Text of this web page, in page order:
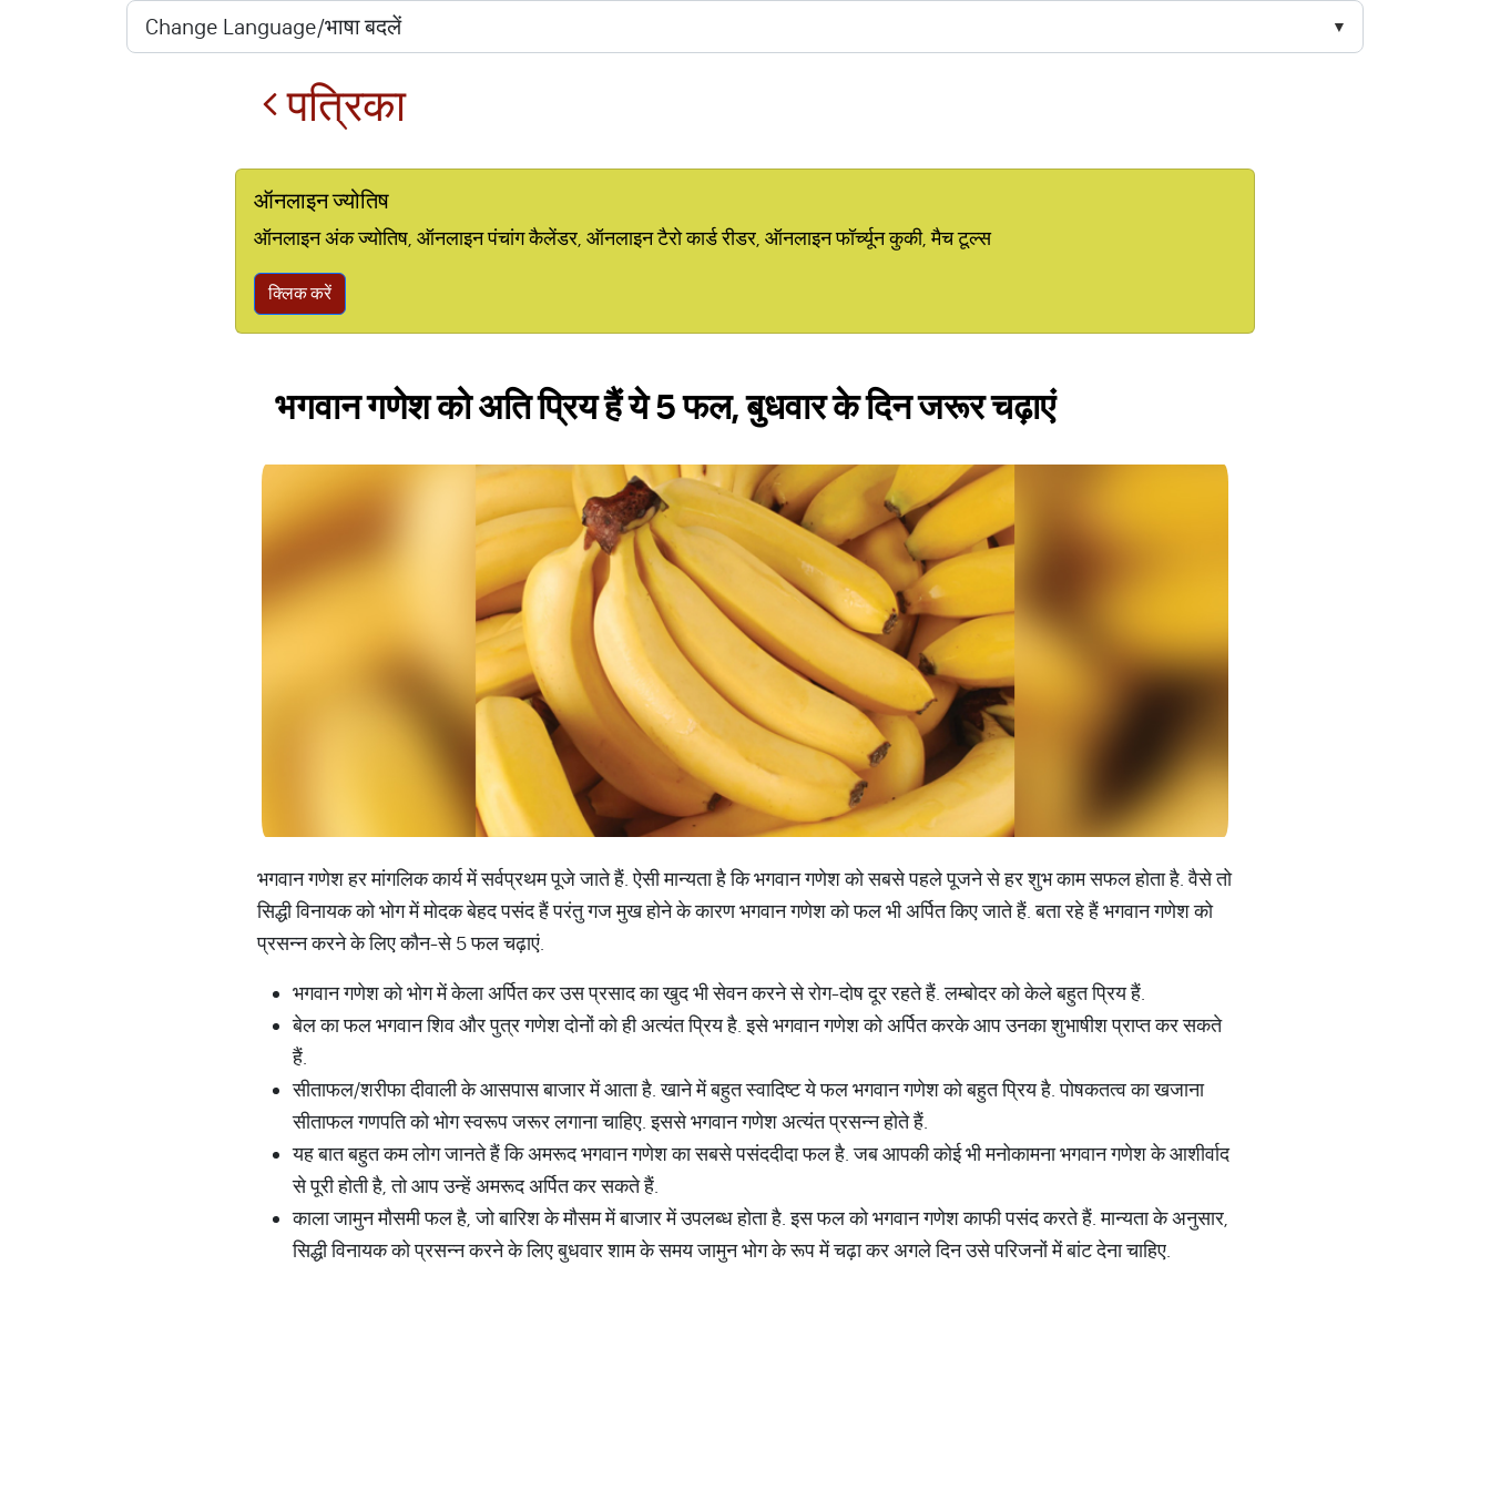
पत्रिका
ऑनलाइन ज्योतिष
ऑनलाइन अंक ज्योतिष, ऑनलाइन पंचांग कैलेंडर, ऑनलाइन टैरो कार्ड रीडर, ऑनलाइन फॉर्च्यून कुकी, मैच टूल्स
क्लिक करें
भगवान गणेश को अति प्रिय हैं ये 5 फल, बुधवार के दिन जरूर चढ़ाएं
भगवान गणेश हर मांगलिक कार्य में सर्वप्रथम पूजे जाते हैं. ऐसी मान्यता है कि भगवान गणेश को सबसे पहले पूजने से हर शुभ काम सफल होता है. वैसे तो
सिद्धी विनायक को भोग में मोदक बेहद पसंद हैं परंतु गज मुख होने के कारण भगवान गणेश को फल भी अर्पित किए जाते हैं. बता रहे हैं भगवान गणेश को
प्रसन्न करने के लिए कौन-से 5 फल चढ़ाएं.
भगवान गणेश को भोग में केला अर्पित कर उस प्रसाद का खुद भी सेवन करने से रोग-दोष दूर रहते हैं. लम्बोदर को केले बहुत प्रिय हैं.
बेल का फल भगवान शिव और पुत्र गणेश दोनों को ही अत्यंत प्रिय है. इसे भगवान गणेश को अर्पित करके आप उनका शुभाषीश प्राप्त कर सकते
हैं.
सीताफल/शरीफा दीवाली के आसपास बाजार में आता है. खाने में बहुत स्वादिष्ट ये फल भगवान गणेश को बहुत प्रिय है. पोषकतत्व का खजाना
सीताफल गणपति को भोग स्वरूप जरूर लगाना चाहिए. इससे भगवान गणेश अत्यंत प्रसन्न होते हैं.
यह बात बहुत कम लोग जानते हैं कि अमरूद भगवान गणेश का सबसे पसंददीदा फल है. जब आपकी कोई भी मनोकामना भगवान गणेश के आशीर्वाद
से पूरी होती है, तो आप उन्हें अमरूद अर्पित कर सकते हैं.
काला जामुन मौसमी फल है, जो बारिश के मौसम में बाजार में उपलब्ध होता है. इस फल को भगवान गणेश काफी पसंद करते हैं. मान्यता के अनुसार,
सिद्धी विनायक को प्रसन्न करने के लिए बुधवार शाम के समय जामुन भोग के रूप में चढ़ा कर अगले दिन उसे परिजनों में बांट देना चाहिए.